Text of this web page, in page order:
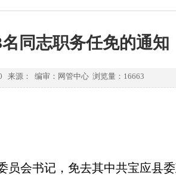
同志职务任免的通知
来源： 编审：网管中心 浏览量： 16663
员会书记，免去其中共宝应县